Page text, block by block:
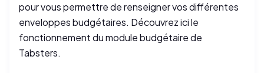
pour vous permettre de renseigner vos différentes
enveloppes budgétaires. Découvrez ici le
fonctionnement du module budgétaire de
Tabsters.